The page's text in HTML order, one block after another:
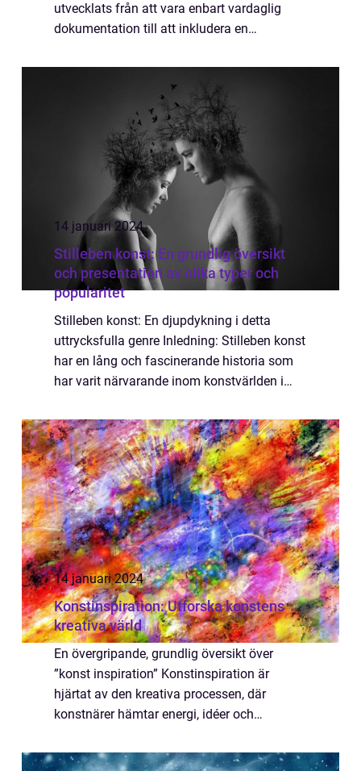
utvecklats från att vara enbart vardaglig
dokumentation till att inkludera en
och inspirerat människor runt om i ...
14 januari 2024
Stilleben konst: En grundlig översikt
och presentation av olika typer och
popularitet
Stilleben konst: En djupdykning i detta
uttrycksfulla genre Inledning: Stilleben konst
har en lång och fascinerande historia som
har varit närvarande inom konstvärlden i
förmåga att ge oss en stunds lugn och ...
14 januari 2024
Konstinspiration: Utforska konstens
kreativa värld
En övergripande, grundlig översikt över
”konst inspiration” Konstinspiration är
hjärtat av den kreativa processen, där
konstnärer hämtar energi, idéer och
ses som en brygga mellan konstnärens in...